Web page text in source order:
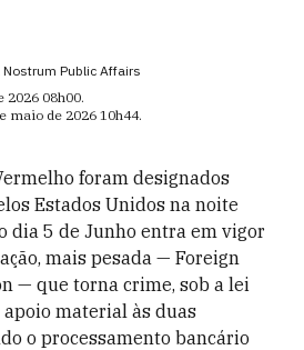
Public Affairs
2026 08h00.
maio de 2026 10h44.
foram designados
Estados Unidos na noite
dia 5 de Junho entra em vigor
mais pesada — Foreign
— que torna crime, sob a lei
material às duas
o processamento bancário